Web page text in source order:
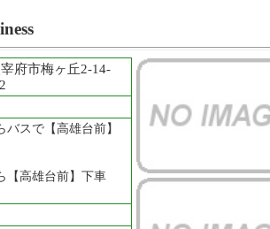
府市梅ヶ丘2-14-
スで【高雄台前】
【高雄台前】下車